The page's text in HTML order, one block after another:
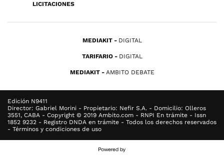
LICITACIONES
MEDIAKIT DIGITAL
TARIFARIO DIGITAL
MEDIAKIT AMBITO DEBATE
Edición N9411
Director: Gabriel Morini - Propietario: Nefir S.A. - Domicilio: Olleros
3551, CABA - Copyright © 2019 Ambito.com - RNPI En trámite - Issn
1852 9232 - Registro DNDA en trámite - Todos los derechos reservados
- Términos y condiciones de uso